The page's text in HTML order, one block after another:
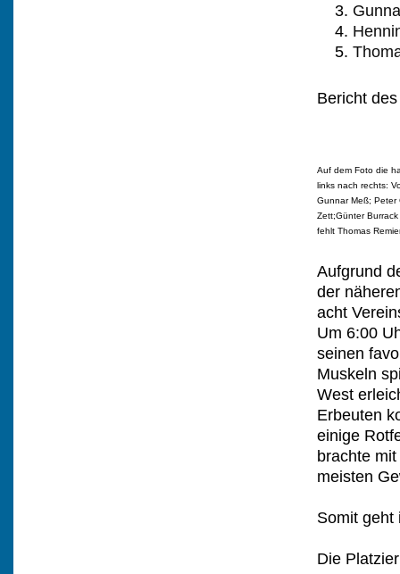
Bericht
Auf dem Foto die
links nach rechts:
Gunnar Meß; Peter
Zett;Günter
fehlt Thomas
Aufgrund
der
acht
Um 6:00
seinen
Muskeln
West
Erbeuten
einige
brachte
meisten
Somit geht
Die